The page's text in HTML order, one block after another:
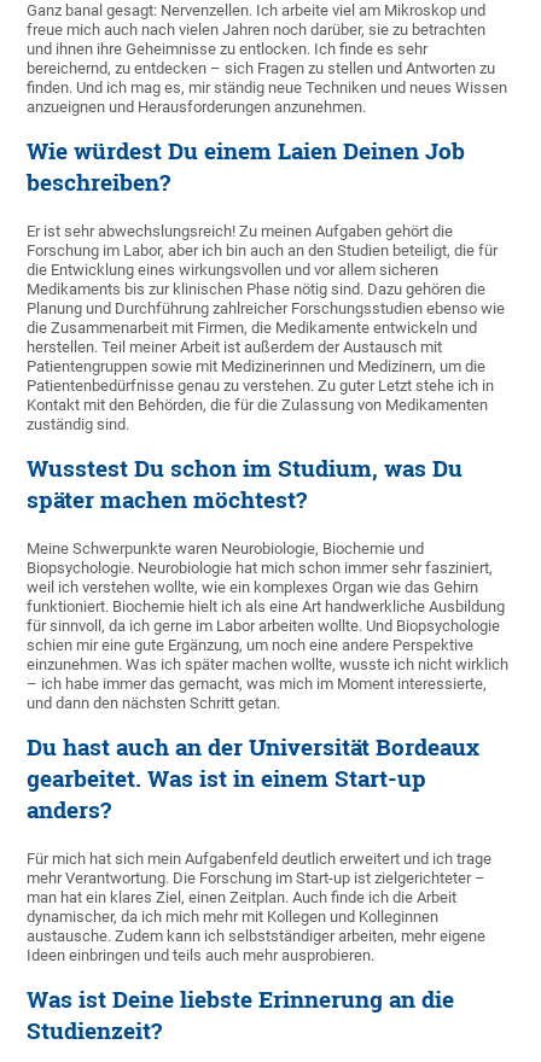
Ganz banal gesagt: Nervenzellen. Ich arbeite viel am Mikroskop und
freue mich auch nach vielen Jahren noch darüber, sie zu betrachten
und ihnen ihre Geheimnisse zu entlocken. Ich finde es sehr
bereichernd, zu entdecken – sich Fragen zu stellen und Antworten zu
finden. Und ich mag es, mir ständig neue Techniken und neues Wissen
anzueignen und Herausforderungen anzunehmen.
Wie würdest Du einem Laien Deinen Job
beschreiben?
Er ist sehr abwechslungsreich! Zu meinen Aufgaben gehört die
Forschung im Labor, aber ich bin auch an den Studien beteiligt, die für
die Entwicklung eines wirkungsvollen und vor allem sicheren
Medikaments bis zur klinischen Phase nötig sind. Dazu gehören die
Planung und Durchführung zahlreicher Forschungsstudien ebenso wie
die Zusammenarbeit mit Firmen, die Medikamente entwickeln und
herstellen. Teil meiner Arbeit ist außerdem der Austausch mit
Patientengruppen sowie mit Medizinerinnen und Medizinern, um die
Patientenbedürfnisse genau zu verstehen. Zu guter Letzt stehe ich in
Kontakt mit den Behörden, die für die Zulassung von Medikamenten
zuständig sind.
Wusstest Du schon im Studium, was Du
später machen möchtest?
Meine Schwerpunkte waren Neurobiologie, Biochemie und
Biopsychologie. Neurobiologie hat mich schon immer sehr fasziniert,
weil ich verstehen wollte, wie ein komplexes Organ wie das Gehirn
funktioniert. Biochemie hielt ich als eine Art handwerkliche Ausbildung
für sinnvoll, da ich gerne im Labor arbeiten wollte. Und Biopsychologie
schien mir eine gute Ergänzung, um noch eine andere Perspektive
einzunehmen. Was ich später machen wollte, wusste ich nicht wirklich
– ich habe immer das gemacht, was mich im Moment interessierte,
und dann den nächsten Schritt getan.
Du hast auch an der Universität Bordeaux
gearbeitet. Was ist in einem Start-up
anders?
Für mich hat sich mein Aufgabenfeld deutlich erweitert und ich trage
mehr Verantwortung. Die Forschung im Start-up ist zielgerichteter –
man hat ein klares Ziel, einen Zeitplan. Auch finde ich die Arbeit
dynamischer, da ich mich mehr mit Kollegen und Kolleginnen
austausche. Zudem kann ich selbstständiger arbeiten, mehr eigene
Ideen einbringen und teils auch mehr ausprobieren.
Was ist Deine liebste Erinnerung an die
Studienzeit?